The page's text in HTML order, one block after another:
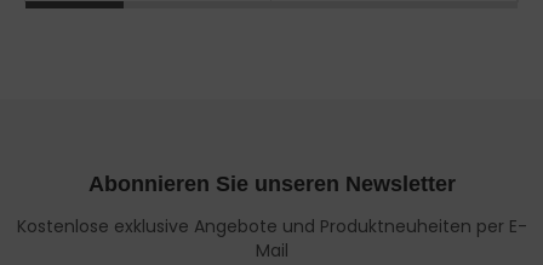
Abonnieren Sie unseren Newsletter
Kostenlose exklusive Angebote und Produktneuheiten per E-
Mail